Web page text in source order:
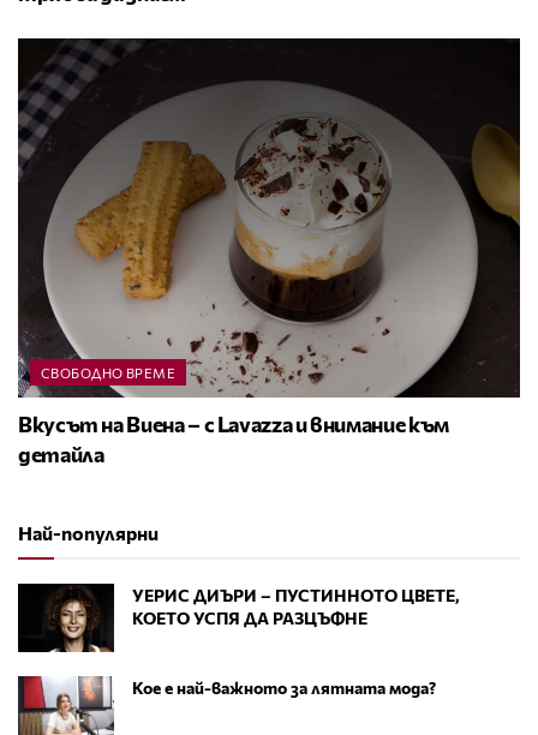
СВОБОДНО ВРЕМЕ
Вкусът на Виена – с Lavazza и внимание към
детайла
Най-популярни
УЕРИС ДИЪРИ – ПУСТИННОТО ЦВЕТЕ,
КОЕТО УСПЯ ДА РАЗЦЪФНЕ
Кое е най-важното за лятната мода?